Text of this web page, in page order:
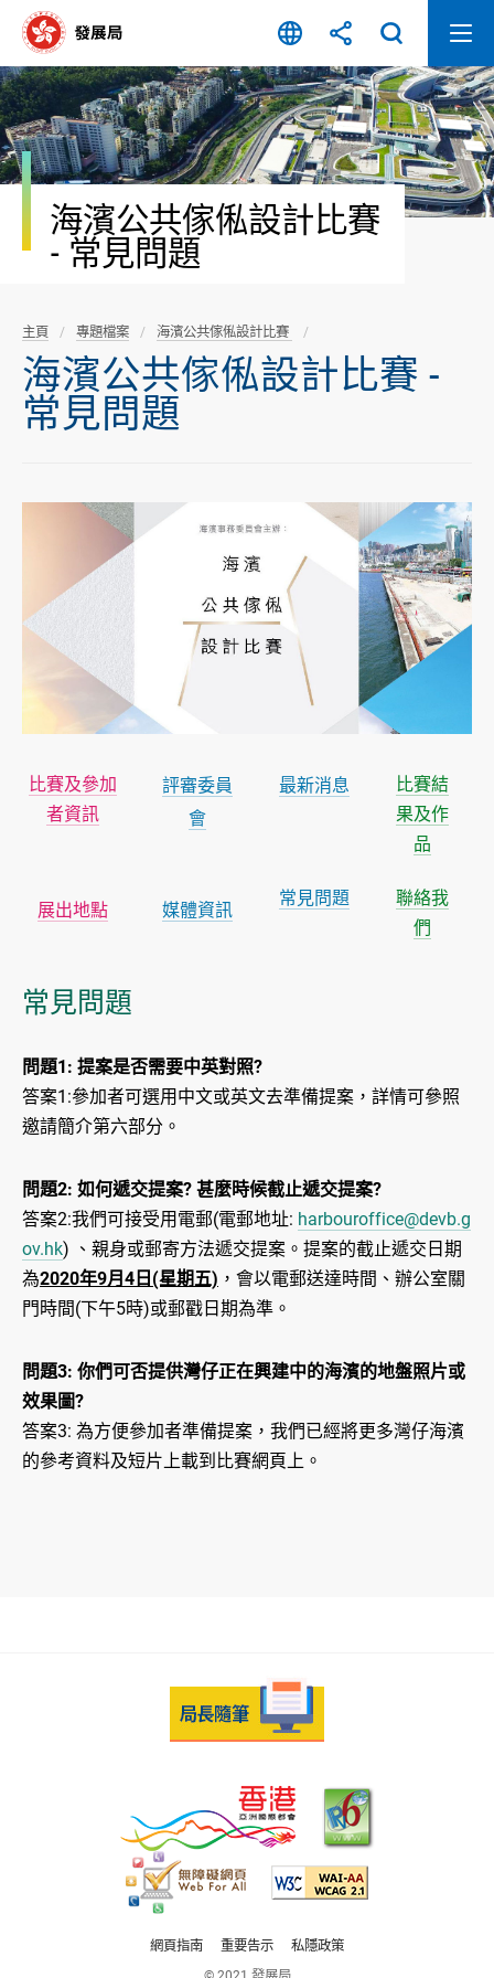
容
開
始
海濱公共傢俬設計比賽
- 常見問題
主頁 專題檔案 海濱公共傢俬設計比賽
海濱公共傢俬設計比賽 -
常見問題
比賽及參加
者資訊
評審委員
會
最新消息
比賽結
果及作
品
展出地點 媒體資訊
常見問題
聯絡我
們
常見問題
問題1: 提案是否需要中英對照?
答案1:參加者可選用中文或英文去準備提案，詳情可參照
邀請簡介第六部分。
問題2: 如何遞交提案? 甚麼時候截止遞交提案?
答案2:我們可接受用電郵(電郵地址: harbouroffice@devb.g
ov.hk) 、親身或郵寄方法遞交提案。提案的截止遞交日期
為2020年9月4日(星期五) ，會以電郵送達時間、辦公室關
門時間(下午5時)或郵戳日期為準。
問題3: 你們可否提供灣仔正在興建中的海濱的地盤照片或
效果圖?
答案3: 為方便參加者準備提案，我們已經將更多灣仔海濱
的參考資料及短片上載到比賽網頁上。
網頁指南 重要告示
私隱政策